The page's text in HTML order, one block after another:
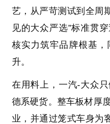
艺，从严苛测试到全周
见的大众严选”标准贯
核实力筑牢品牌根基
升。
在用料上，一汽-大众
德系硬货。整车板材厚
业，并通过笼式车身为